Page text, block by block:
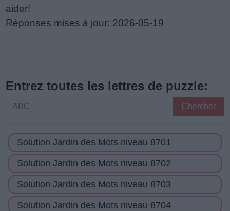
aider!
Réponses mises à jour: 2026-05-19
Entrez toutes les lettres de puzzle:
Entrez
les
lettres
de
puzzle:
Chercher
Solution Jardin des Mots niveau 8701
Solution Jardin des Mots niveau 8702
Solution Jardin des Mots niveau 8703
Solution Jardin des Mots niveau 8704